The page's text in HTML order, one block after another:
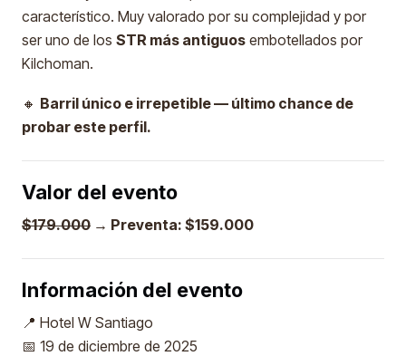
característico. Muy valorado por su complejidad y por
ser uno de los STR más antiguos embotellados por
Kilchoman.
🔸 Barril único e irrepetible — último chance de
probar este perfil.
Valor del evento
$179.000 → Preventa: $159.000
Información del evento
📍 Hotel W Santiago
📅 19 de diciembre de 2025